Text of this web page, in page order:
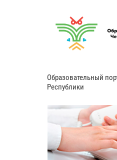
Образовательный
Республики